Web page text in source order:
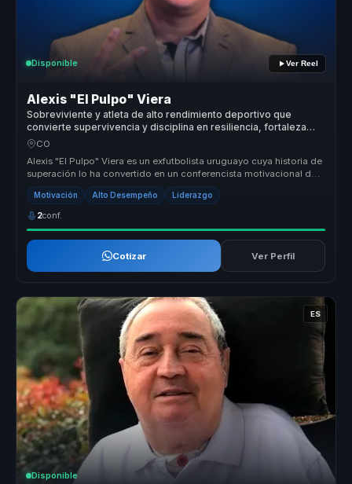
Disponible Ver Reel
Alexis "El Pulpo" Viera
Sobreviviente y atleta de alto rendimiento deportivo que
convierte supervivencia y disciplina en resiliencia, fortaleza
mental y liderazgo para equipos.
CO
Alexis "El Pulpo" Viera es un exfutbolista uruguayo cuya historia de
superación lo ha convertido en un conferencista motivacional de
alto...
Motivación Alto Desempeño Liderazgo
2conf.
Cotizar Ver Perfil
ES
Disponible